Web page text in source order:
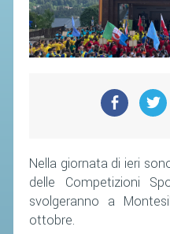
Nella giornata di ieri
delle Competizioni
svolgeranno a
ottobre.